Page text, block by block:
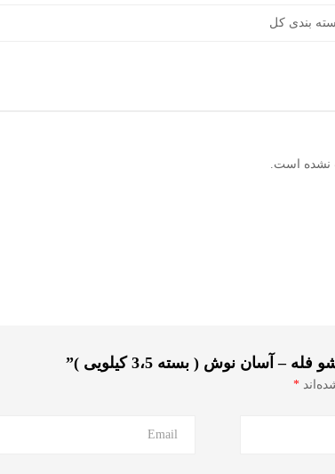
بندی کل
نشده است.
نوش ( بسته 3،5 کیلویی )”
*